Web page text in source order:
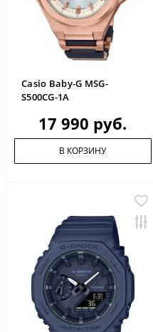
Casio Baby-G MSG-
S500CG-1A
17 990 руб.
В КОРЗИНУ